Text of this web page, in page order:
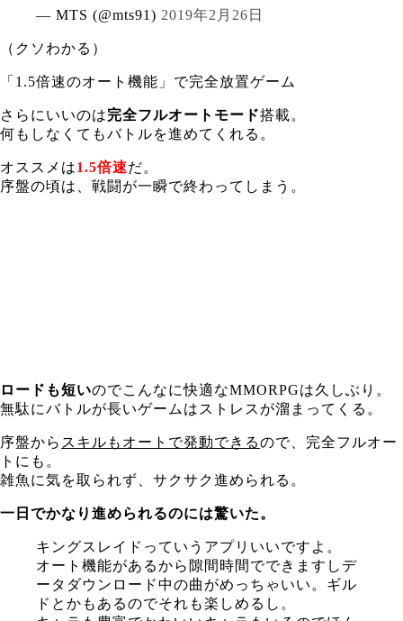
— MTS (@mts91) 2019年2月26日
（クソわかる）
「1.5倍速のオート機能」で完全放置ゲーム
さらにいいのは完全フルオートモード搭載。
何もしなくてもバトルを進めてくれる。
オススメは1.5倍速だ。
序盤の頃は、戦闘が一瞬で終わってしまう。
ロードも短いのでこんなに快適なMMORPGは久しぶり。
無駄にバトルが長いゲームはストレスが溜まってくる。
序盤から スキルもオートで発動できるので、完全フルオー
トにも。
雑魚に気を取られず、サクサク進められる。
一日でかなり進められるのには驚いた。
キングスレイドっていうアプリいいですよ。
オート機能があるから隙間時間でできますしデ
ータダウンロード中の曲がめっちゃいい。ギル
ドとかもあるのでそれも楽しめるし。